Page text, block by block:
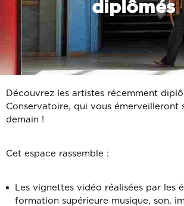
diplômés
intro
Découvrez les artistes récemment
Conservatoire, qui vous émerveilleront
demain !
Cet espace rassemble :
Les vignettes vidéo réalisées par les
formation supérieure musique, son,